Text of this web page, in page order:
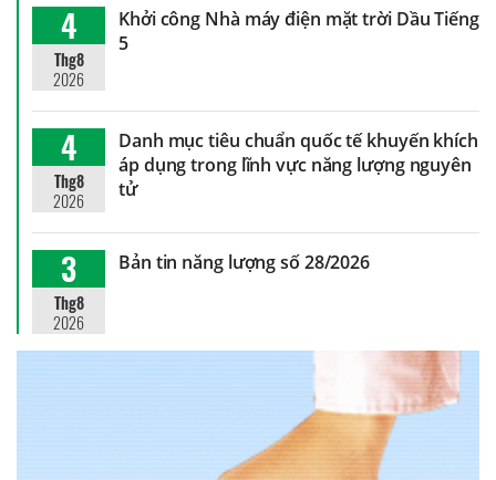
4
Thg8
2026
Khởi công Nhà máy điện mặt trời Dầu Tiếng
5
4
Thg8
2026
Danh mục tiêu chuẩn quốc tế khuyến khích
áp dụng trong lĩnh vực năng lượng nguyên
tử
3
Thg8
2026
Bản tin năng lượng số 28/2026